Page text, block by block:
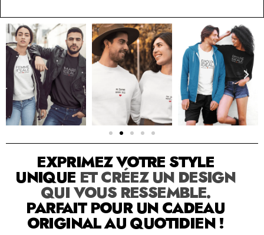
SOLUTION PAR THE LUXURY BOX & CO
EXPRIMEZ VOTRE STYLE
UNIQUE ET CRÉEZ UN DESIGN
QUI VOUS RESSEMBLE.
PARFAIT POUR UN CADEAU
ORIGINAL AU QUOTIDIEN !